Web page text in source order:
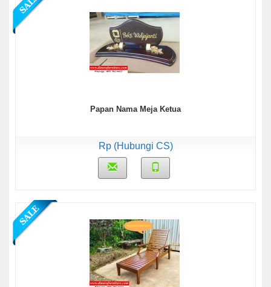
Papan Nama Meja Ketua
Rp (Hubungi CS)